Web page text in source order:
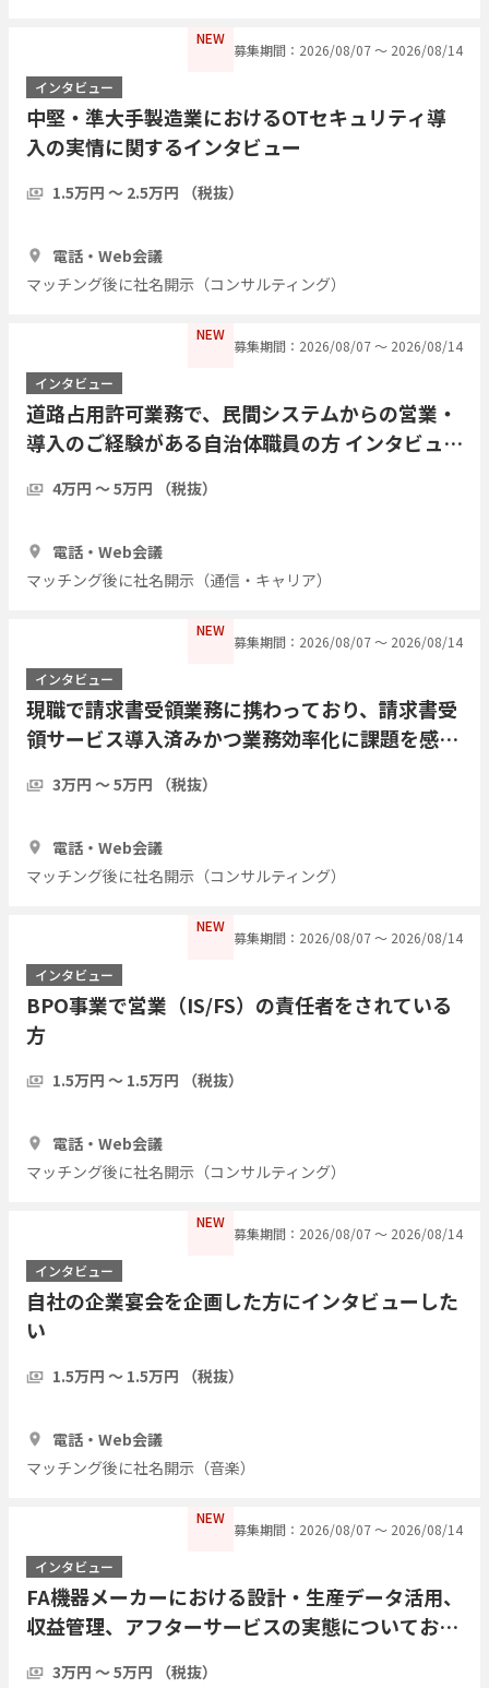
NEW
募集期間：2026/08/07 〜 2026/08/14
インタビュー
中堅・準大手製造業におけるOTセキュリティ導
入の実情に関するインタビュー
1.5万円 〜 2.5万円 （税抜）
電話・Web会議
マッチング後に社名開示（コンサルティング）
NEW
募集期間：2026/08/07 〜 2026/08/14
インタビュー
道路占用許可業務で、民間システムからの営業・
導入のご経験がある自治体職員の方 インタビュー
4万円 〜 5万円 （税抜）
電話・Web会議
マッチング後に社名開示（通信・キャリア）
NEW
募集期間：2026/08/07 〜 2026/08/14
インタビュー
現職で請求書受領業務に携わっており、請求書受
領サービス導入済みかつ業務効率化に課題を感じ
3万円 〜 5万円 （税抜）
電話・Web会議
マッチング後に社名開示（コンサルティング）
NEW
募集期間：2026/08/07 〜 2026/08/14
インタビュー
BPO事業で営業（IS/FS）の責任者をされている
方
1.5万円 〜 1.5万円 （税抜）
電話・Web会議
マッチング後に社名開示（コンサルティング）
NEW
募集期間：2026/08/07 〜 2026/08/14
インタビュー
自社の企業宴会を企画した方にインタビューした
い
1.5万円 〜 1.5万円 （税抜）
電話・Web会議
マッチング後に社名開示（音楽）
NEW
募集期間：2026/08/07 〜 2026/08/14
インタビュー
FA機器メーカーにおける設計・生産データ活用、
収益管理、アフターサービスの実態についてお伺
3万円 〜 5万円 （税抜）